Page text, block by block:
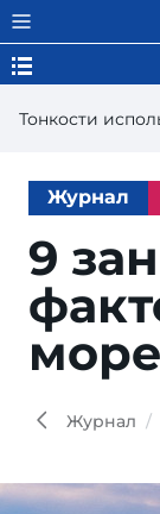
Тонкости
Журнал
9
море
Журнал